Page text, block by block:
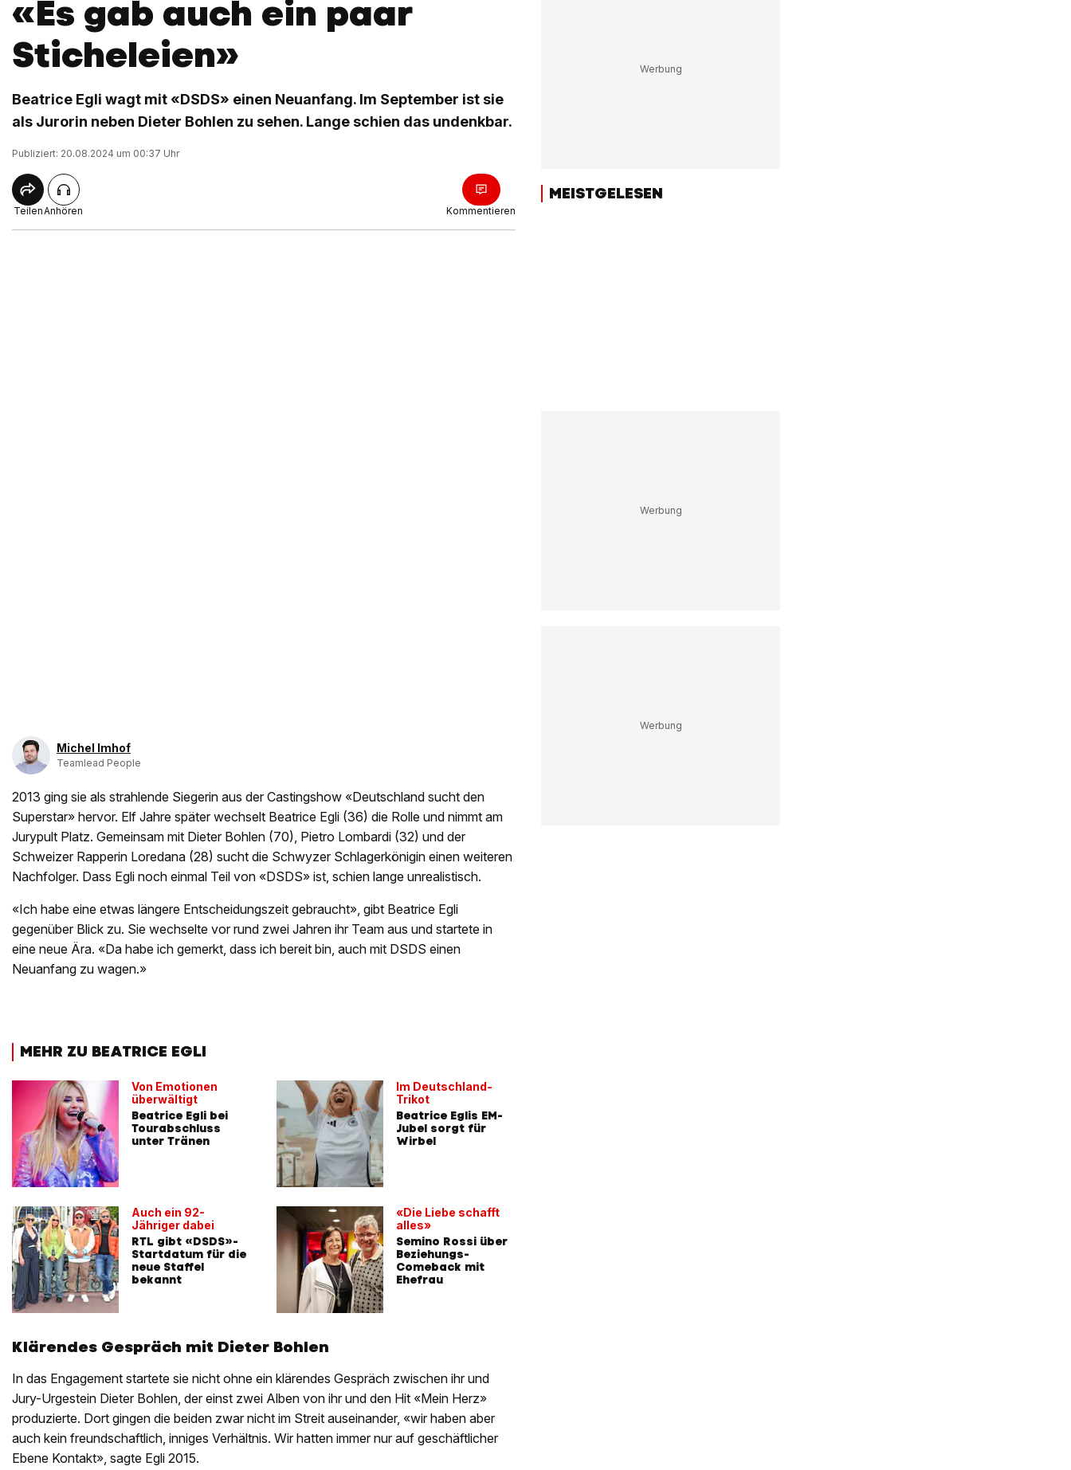
«Es gab auch ein paar
Sticheleien»
Beatrice Egli wagt mit «DSDS» einen Neuanfang. Im September ist sie
als Jurorin neben Dieter Bohlen zu sehen. Lange schien das undenkbar.
Publiziert: 20.08.2024 um 00:37 Uhr
TeilenAnhören Kommentieren
Michel Imhof
Teamlead People
2013 ging sie als strahlende Siegerin aus der Castingshow «Deutschland sucht den
Superstar» hervor. Elf Jahre später wechselt Beatrice Egli (36) die Rolle und nimmt am
Jurypult Platz. Gemeinsam mit Dieter Bohlen (70), Pietro Lombardi (32) und der
Schweizer Rapperin Loredana (28) sucht die Schwyzer Schlagerkönigin einen weiteren
Nachfolger. Dass Egli noch einmal Teil von «DSDS» ist, schien lange unrealistisch.
«Ich habe eine etwas längere Entscheidungszeit gebraucht», gibt Beatrice Egli
gegenüber Blick zu. Sie wechselte vor rund zwei Jahren ihr Team aus und startete in
eine neue Ära. «Da habe ich gemerkt, dass ich bereit bin, auch mit DSDS einen
Neuanfang zu wagen.»
MEHR ZU BEATRICE EGLI
Von Emotionen
überwältigt
Beatrice Egli bei
Tourabschluss
unter Tränen
Auch ein 92-
Jähriger dabei
RTL gibt «DSDS»-
Startdatum für die
neue Staffel
bekannt
Im Deutschland-
Trikot
Beatrice Eglis EM-
Jubel sorgt für
Wirbel
«Die Liebe schafft
alles»
Semino Rossi über
Beziehungs-
Comeback mit
Ehefrau
Klärendes Gespräch mit Dieter Bohlen
In das Engagement startete sie nicht ohne ein klärendes Gespräch zwischen ihr und
Jury-Urgestein Dieter Bohlen, der einst zwei Alben von ihr und den Hit «Mein Herz»
produzierte. Dort gingen die beiden zwar nicht im Streit auseinander, «wir haben aber
auch kein freundschaftlich, inniges Verhältnis. Wir hatten immer nur auf geschäftlicher
Ebene Kontakt», sagte Egli 2015.
MEISTGELESEN